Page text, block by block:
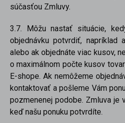
súčasťou Zmluvy.
3.7. Môžu nastať situácie,
objednávku potvrdiť,
alebo ak objednáte viac kusov,
o maximálnom počte kusov
E-shope. Ak nemôžeme
kontaktovať a pošleme Vám
pozmenenej podobe. Zmluva je
keď našu ponuku potvrdíte.